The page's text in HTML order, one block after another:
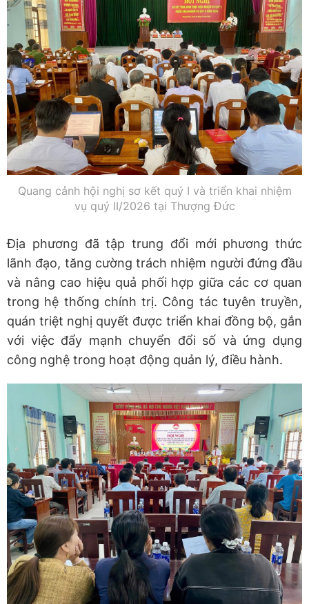
Quang cảnh hội nghị sơ kết quý I và triển khai nhiệm
vụ quý II/2026 tại Thượng Đức
Địa phương đã tập trung đổi mới phương thức
lãnh đạo, tăng cường trách nhiệm người đứng đầu
và nâng cao hiệu quả phối hợp giữa các cơ quan
trong hệ thống chính trị. Công tác tuyên truyền,
quán triệt nghị quyết được triển khai đồng bộ, gắn
với việc đẩy mạnh chuyển đổi số và ứng dụng
công nghệ trong hoạt động quản lý, điều hành.